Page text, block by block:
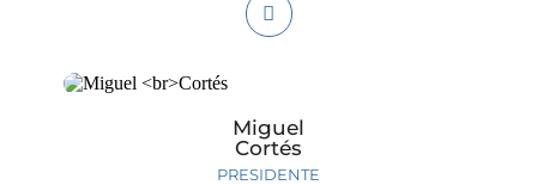
Miguel
Cortés
PRESIDENTE